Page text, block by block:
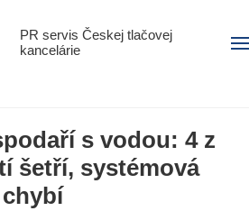
PR servis Českej tlačovej
kancelárie
s vodou: 4 z
šetří, systémová